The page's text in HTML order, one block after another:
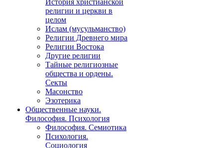
История христианской
религии и церкви в
целом
Ислам (мусульманство)
Религии Древнего мира
Религии Востока
Другие религии
Тайные религиозные
общества и ордены.
Секты
Масонство
Эзотерика
Общественные науки.
Философия. Психология
Философия. Семиотика
Психология.
Социология